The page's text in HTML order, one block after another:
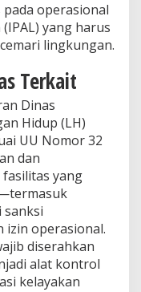
operasional
yang harus
lingkungan.
Terkait
Dinas
Hidup (LH)
UU Nomor 32
dan
yang
izin operasional.
diserahkan
alat kontrol
kelayakan